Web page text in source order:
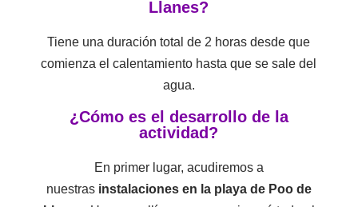
Llanes?
Tiene una duración total de 2 horas desde que
comienza el calentamiento hasta que se sale del
agua.
¿Cómo es el desarrollo de la
actividad?
En primer lugar, acudiremos a
nuestras instalaciones en la playa de Poo de